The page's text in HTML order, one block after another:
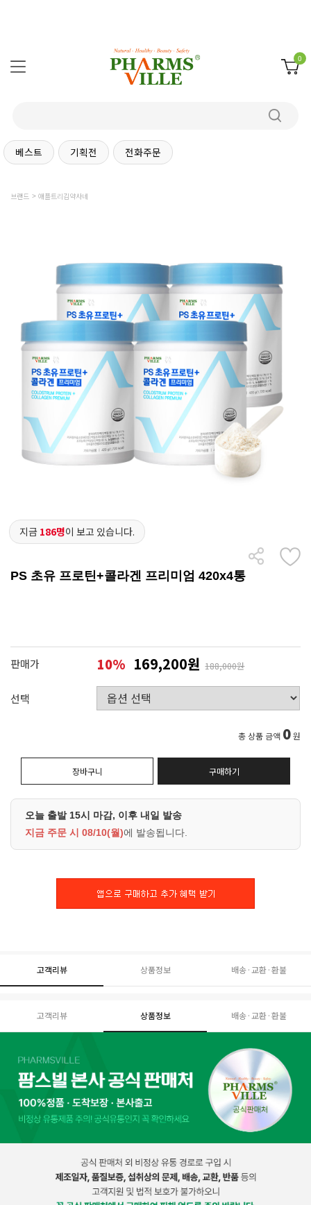
0
베스트 기획전 전화주문
브랜드 애플트리김약사네
지금 186명이 보고 있습니다.
PS 초유 프로틴+콜라겐 프리미엄 420x4통
판매가 10% 169,200원 188,000원
선택
총 상품 금액 0원
장바구니 구매하기
오늘 출발 15시 마감, 이후 내일 발송
지금 주문 시 08/10(월)에 발송됩니다.
고객리뷰 상품정보 배송·교환·환불
고객리뷰 상품정보 배송·교환·환불